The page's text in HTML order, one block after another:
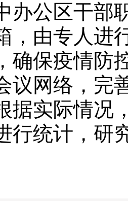
办公区干部
，由专人进
确保疫情防
议网络，完
据实际情况
行统计，研